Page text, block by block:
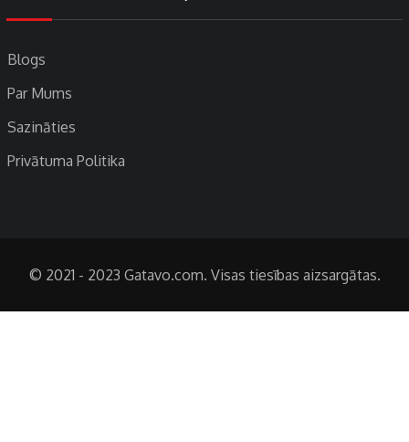
Blogs
Par Mums
Sazināties
Privātuma Politika
© 2021 - 2023 Gatavo.com. Visas tiesības aizsargātas.